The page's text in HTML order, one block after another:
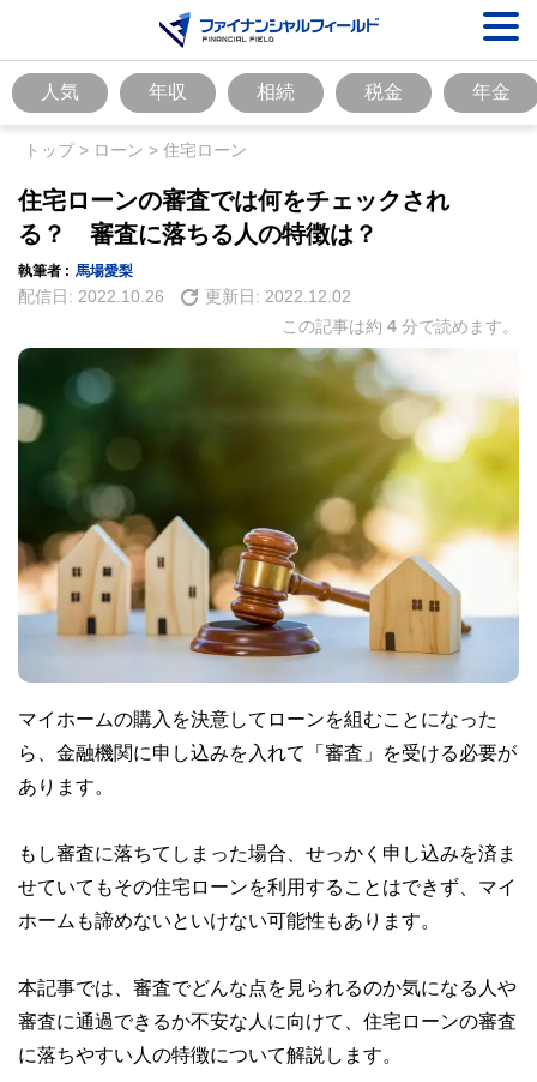
人気 年収 相続 税金 年金
トップ> ローン > 住宅ローン
住宅ローンの審査では何をチェックされ
る？ 審査に落ちる人の特徴は？
執筆者 : 馬場愛梨
配信日: 2022.10.26 更新日: 2022.12.02
この記事は約 4 分で読めます。
マイホームの購入を決意してローンを組むことになった
ら、金融機関に申し込みを入れて「審査」を受ける必要が
あります。
もし審査に落ちてしまった場合、せっかく申し込みを済ま
せていてもその住宅ローンを利用することはできず、マイ
ホームも諦めないといけない可能性もあります。
本記事では、審査でどんな点を見られるのか気になる人や
審査に通過できるか不安な人に向けて、住宅ローンの審査
に落ちやすい人の特徴について解説します。